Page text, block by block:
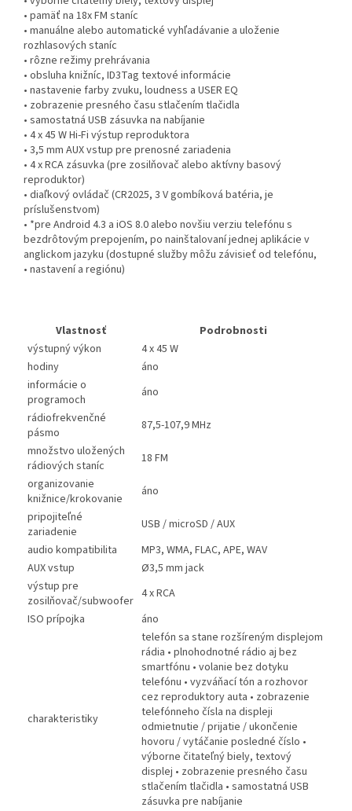
• pamäť na 18x FM staníc
• manuálne alebo automatické vyhľadávanie a uloženie
rozhlasových staníc
• rôzne režimy prehrávania
• obsluha knižníc, ID3Tag textové informácie
• nastavenie farby zvuku, loudness a USER EQ
• zobrazenie presného času stlačením tlačidla
• samostatná USB zásuvka na nabíjanie
• 4 x 45 W Hi-Fi výstup reproduktora
• 3,5 mm AUX vstup pre prenosné zariadenia
• 4 x RCA zásuvka (pre zosilňovač alebo aktívny basový
reproduktor)
• diaľkový ovládač (CR2025, 3 V gombíková batéria, je
príslušenstvom)
• *pre Android 4.3 a iOS 8.0 alebo novšiu verziu telefónu s
bezdrôtovým prepojením, po nainštalovaní jednej aplikácie v
anglickom jazyku (dostupné služby môžu závisieť od telefónu,
• nastavení a regiónu)
Vlastnosť
Podrobnosti
výstupný výkon
4 x 45 W
hodiny
áno
informácie o
programoch
áno
rádiofrekvenčné
pásmo
87,5-107,9 MHz
množstvo uložených
rádiových staníc
18 FM
organizovanie
knižnice/krokovanie
áno
pripojiteľné
zariadenie
USB / microSD / AUX
audio kompatibilita
MP3, WMA, FLAC, APE, WAV
AUX vstup
Ø3,5 mm jack
výstup pre
zosilňovač/subwoofer 4 x RCA
ISO prípojka
áno
charakteristiky
telefón sa stane rozšíreným displejom
rádia • plnohodnotné rádio aj bez
smartfónu • volanie bez dotyku
telefónu • vyzváňací tón a rozhovor
cez reproduktory auta • zobrazenie
telefónneho čísla na displeji
odmietnutie / prijatie / ukončenie
hovoru / vytáčanie posledné číslo •
výborne čitateľný biely, textový
displej • zobrazenie presného času
stlačením tlačidla • samostatná USB
zásuvka pre nabíjanie